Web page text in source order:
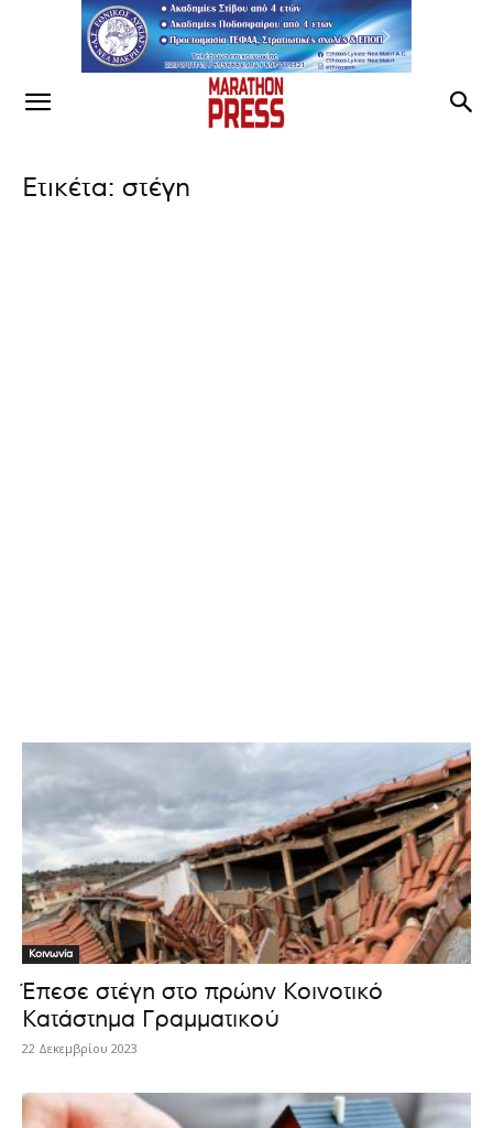
Ετικέτα: στέγη
Κοινωνία
Έπεσε στέγη στο πρώην Κοινοτικό
Κατάστημα Γραμματικού
22 Δεκεμβρίου 2023